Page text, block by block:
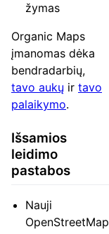
žymas
Organic Maps
įmanomas dėka
bendradarbių,
tavo aukų ir tavo
palaikymo.
Išsamios
leidimo
pastabos
Nauji
OpenStreetMap